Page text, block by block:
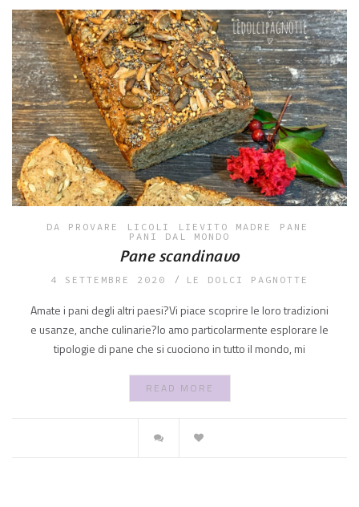
DA PROVARE LICOLI LIEVITO MADRE
PANE
PANI DAL MONDO
Pane scandinavo
4 SETTEMBRE 2020 LE DOLCI PAGNOTTE
Amate i pani degli altri paesi?Vi piace scoprire le loro tradizioni
e usanze, anche culinarie?Io amo particolarmente esplorare le
tipologie di pane che si cuociono in tutto il mondo, mi
READ MORE